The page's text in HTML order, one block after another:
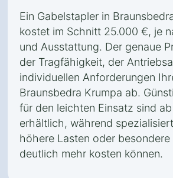
Ein Gabelstapler in
kostet im Schnitt 25.000 €, je
und Ausstattung. Der genaue
der Tragfähigkeit, der
individuellen Anforderungen
Braunsbedra Krumpa ab.
für den leichten Einsatz sind
erhältlich, während
höhere Lasten oder besondere
deutlich mehr kosten können.